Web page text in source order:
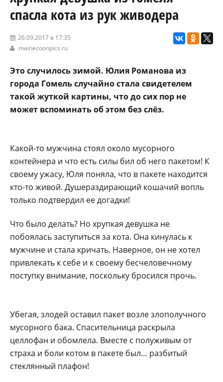
спасла кота из рук живодера
26.09.2017 в 17:35
mainecoonpics.ru
Это случилось зимой. Юлия Романова из
города Гомель случайно стала свидетелем
такой жуткой картины, что до сих пор не
может вспоминать об этом без слёз.
Какой-то мужчина стоял около мусорного
контейнера и что есть силы бил об него пакетом! К
своему ужасу, Юля поняла, что в пакете находится
кто-то живой. Душераздирающий кошачий вопль
только подтвердил ее догадки!
Что было делать? Но хрупкая девушка не
побоялась заступиться за кота. Она кинулась к
мужчине и стала кричать. Наверное, он не хотел
привлекать к себе и к своему бесчеловечному
поступку внимание, поскольку бросился прочь.
Убегая, злодей оставил пакет возле злополучного
мусорного бака. Спасительница раскрыла
целлофан и обомлела. Вместе с полуживым от
страха и боли котом в пакете был… разбитый
стеклянный плафон!